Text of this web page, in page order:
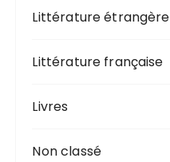
Littérature étrangère
Littérature française
Livres
Non classé